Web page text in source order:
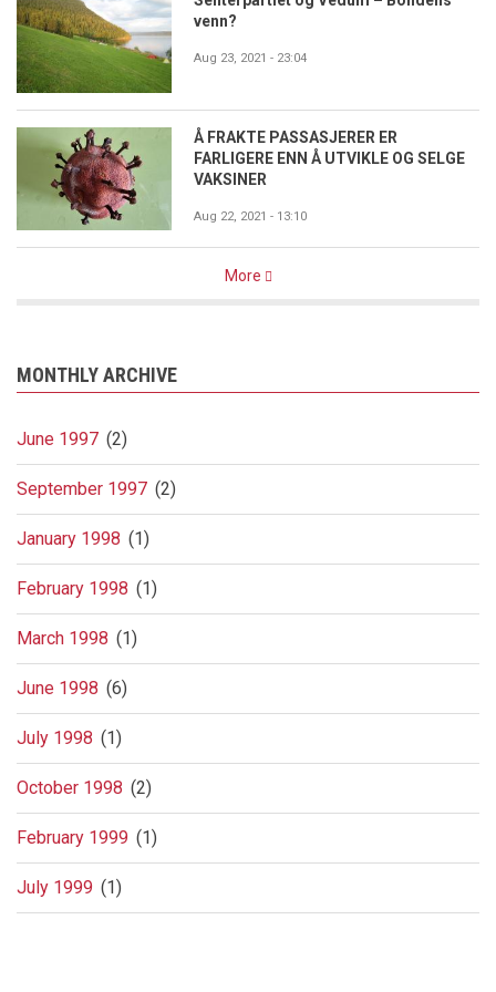
venn?
Aug 23, 2021 - 23:04
Å FRAKTE PASSASJERER ER
FARLIGERE ENN Å UTVIKLE OG SELGE
VAKSINER
Aug 22, 2021 - 13:10
More
MONTHLY ARCHIVE
June 1997 (2)
September 1997 (2)
January 1998 (1)
February 1998 (1)
March 1998 (1)
June 1998 (6)
July 1998 (1)
October 1998 (2)
February 1999 (1)
July 1999 (1)